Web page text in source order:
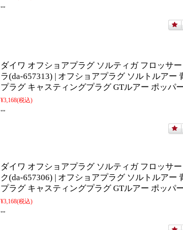
""
ダイワ オフショアプラグ ソルティガ フロッサ
ラ(da-657313) | オフショアプラグ ソルトルアー
プラグ キャスティングプラグ GTルアー ポッパ
¥3,168(税込)
""
ダイワ オフショアプラグ ソルティガ フロッサー
ク(da-657306) | オフショアプラグ ソルトルアー
プラグ キャスティングプラグ GTルアー ポッパ
¥3,168(税込)
""